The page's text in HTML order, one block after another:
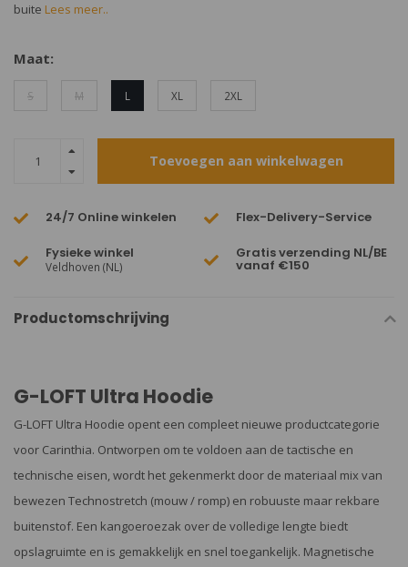
buite Lees meer..
Maat:
S M L XL 2XL
Toevoegen aan winkelwagen
24/7 Online winkelen Flex-Delivery-Service
Fysieke winkel
Veldhoven (NL)
Gratis verzending NL/BE
vanaf €150
Productomschrijving
G-LOFT Ultra Hoodie
G-LOFT Ultra Hoodie opent een compleet nieuwe productcategorie
voor Carinthia. Ontworpen om te voldoen aan de tactische en
technische eisen, wordt het gekenmerkt door de materiaal mix van
bewezen Technostretch (mouw / romp) en robuuste maar rekbare
buitenstof. Een kangoeroezak over de volledige lengte biedt
opslagruimte en is gemakkelijk en snel toegankelijk. Magnetische